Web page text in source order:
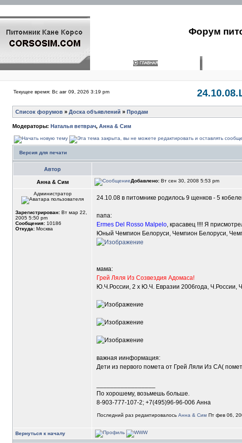
Форум
Текущее время: Вс авг 09, 2026 3:19 pm
Список форумов » Доска объявлений » Продам
Модераторы: Наталья ветврач, Анна & Сим
Версия для печати
Автор
Анна & Сим Добавлено: Вт сен 30, 2008 5:53 pm
Администратор
Зарегистрирован: Вт мар 22,
2005 5:50 pm
Сообщения: 10186
Откуда: Москва
24.10.08 в питомнике родилось 9 щенков - 5
папа:
Ermes Del Rosso Malpelo, красавец !!!! Я
Юный Чемпион Белоруси, Чемпион Белоруси,
мама:
Грей Ляля Из Созвездия Адомаса!
Ю.Ч.России, 2 х Ю.Ч. Евразии 2006года,
важная иинформация:
Дети из первого помета от Грей Ляли Из СА(
По хорошему, возьмешь больше.
8-903-777-107-2; +7(495)96-96-006 Анна
Последний раз редактировалось Анна & Сим Пт фев 06,
Вернуться к началу